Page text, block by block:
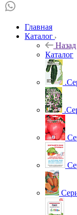
Главная
Каталог
Назад
Каталог